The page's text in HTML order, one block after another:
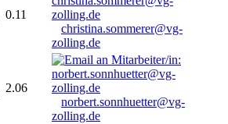
0.11
christina.sommerer@vg-
zolling.de
2.06
norbert.sonnhuetter@vg-
zolling.de